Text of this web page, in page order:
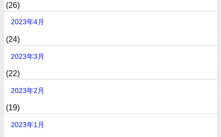
(26)
2023年4月
(24)
2023年3月
(22)
2023年2月
(19)
2023年1月